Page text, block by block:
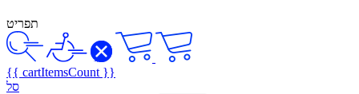
תפריט
{{ cartItemsCount }}
סל